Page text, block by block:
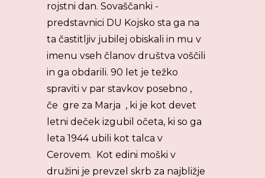
rojstni dan. Sovaščanki -
predstavnici DU Kojsko sta ga na
ta častitljiv jubilej obiskali in mu v
imenu vseh članov društva voščili
in ga obdarili. 90 let je težko
spraviti v par stavkov posebno ,
če gre za Marja , ki je kot devet
letni deček izgubil očeta, ki so ga
leta 1944 ubili kot talca v
Cerovem. Kot edini moški v
družini je prevzel skrb za najbližje